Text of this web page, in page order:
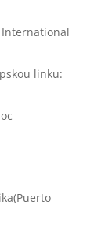
International
linku: